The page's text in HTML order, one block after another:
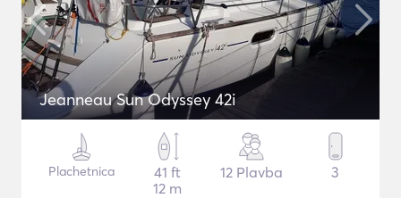
Jeanneau Sun Odyssey 42i
Plachetnica
41 ft
12 m
12 Plavba 3